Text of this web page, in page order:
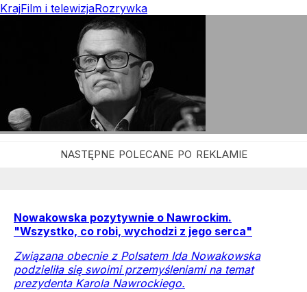
KrajFilm i telewizjaRozrywka
Nowakowska pozytywnie o Nawrockim.
"Wszystko, co robi, wychodzi z jego serca"
Związana obecnie z Polsatem Ida Nowakowska
podzieliła się swoimi przemyśleniami na temat
prezydenta Karola Nawrockiego.